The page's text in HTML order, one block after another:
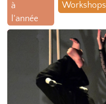
à
l'année
Workshops